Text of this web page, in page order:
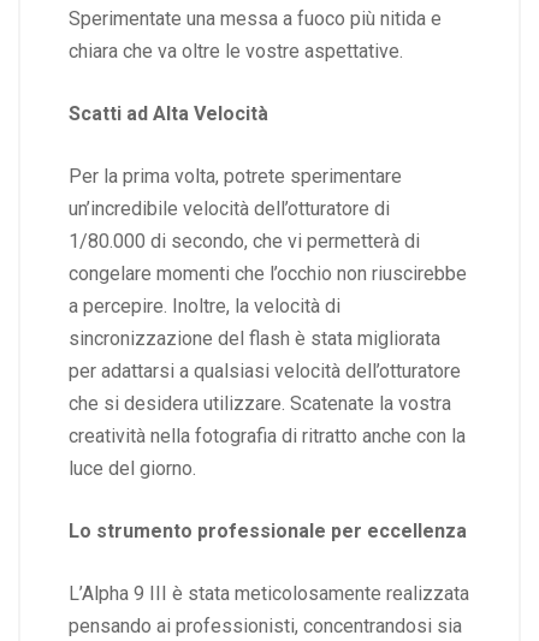
Sperimentate una messa a fuoco più nitida e
chiara che va oltre le vostre aspettative.
Scatti ad Alta Velocità
Per la prima volta, potrete sperimentare
un’incredibile velocità dell’otturatore di
1/80.000 di secondo, che vi permetterà di
congelare momenti che l’occhio non riuscirebbe
a percepire. Inoltre, la velocità di
sincronizzazione del flash è stata migliorata
per adattarsi a qualsiasi velocità dell’otturatore
che si desidera utilizzare. Scatenate la vostra
creatività nella fotografia di ritratto anche con la
luce del giorno.
Lo strumento professionale per eccellenza
L’Alpha 9 III è stata meticolosamente realizzata
pensando ai professionisti, concentrandosi sia